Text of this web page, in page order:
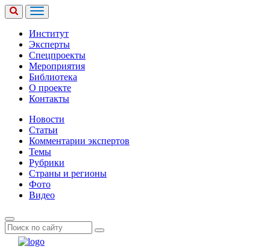
Институт
Эксперты
Спецпроекты
Мероприятия
Библиотека
О проекте
Контакты
Новости
Статьи
Комментарии экспертов
Темы
Рубрики
Страны и регионы
Фото
Видео